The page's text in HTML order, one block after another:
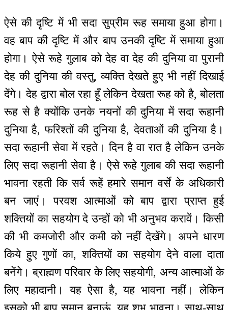
ऐसे की दृष्टि में भी सदा सुप्रीम रूह समाया हुआ होगा।
वह बाप की दृष्टि में और बाप उनकी दृष्टि में समाया हुआ
होगा। ऐसे रूहे गुलाब को देह वा देह की दुनिया वा पुरानी
देह की दुनिया की वस्तु, व्यक्ति देखते हुए भी नहीं दिखाई
देंगे। देह द्वारा बोल रहा हूँ लेकिन देखता रूह को है, बोलता
रूह से है क्योंकि उनके नयनों की दुनिया में सदा रूहानी
दुनिया है, फरिश्तों की दुनिया है, देवताओं की दुनिया है।
सदा रूहानी सेवा में रहते। दिन है वा रात है लेकिन उनके
लिए सदा रूहानी सेवा है। ऐसे रूहे गुलाब की सदा रूहानी
भावना रहती कि सर्व रूहें हमारे समान वर्से के अधिकारी
बन जाएं। परवश आत्माओं को बाप द्वारा प्राप्त हुई
शक्तियों का सहयोग दे उन्हों को भी अनुभव करावें। किसी
की भी कमजोरी और कमी को नहीं देखेंगे। अपने धारण
किये हुए गुणों का, शक्तियों का सहयोग देने वाला दाता
बनेंगे। ब्राह्मण परिवार के लिए सहयोगी, अन्य आत्माओं के
लिए महादानी। यह ऐसा है, यह भावना नहीं। लेकिन